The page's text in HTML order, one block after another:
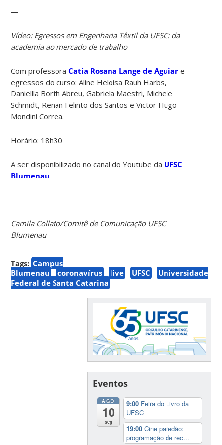
—
Vídeo: Egressos em Engenharia Têxtil da UFSC: da
academia ao mercado de trabalho
Com professoraCatia Rosana Lange de Aguiar e
egressos do curso: Aline Heloísa Rauh Harbs,
Daniellla Borth Abreu, Gabriela Maestri, Michele
Schmidt, Renan Felinto dos Santos e Victor Hugo
Mondini Correa.
Horário: 18h30
A ser disponibilizado no canal do Youtube da UFSC
Blumenau
Camila Collato/Comitê de Comunicação UFSC
Blumenau
Tags: Campus
Blumenau
coronavírus live UFSC
Universidade
Federal de Santa Catarina
Eventos
AGO
10
seg
9:00 Feira do Livro da
UFSC
19:00Cine paredão:
programação de rec...